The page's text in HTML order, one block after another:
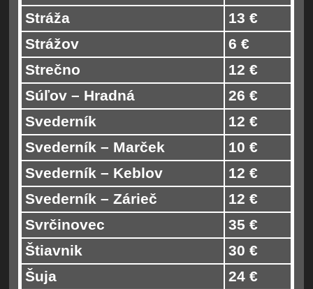
Stráža
13 €
Strážov
6 €
Strečno
12 €
Súľov – Hradná
26 €
Svederník
12 €
Svederník – Marček
10 €
Svederník – Keblov
12 €
Svederník – Zárieč
12 €
Svrčinovec
35 €
Štiavnik
30 €
Šuja
24 €